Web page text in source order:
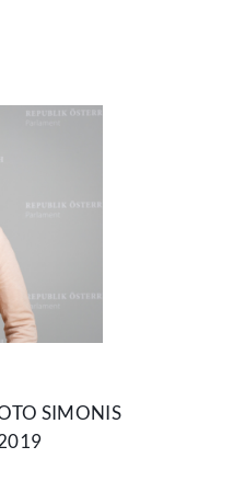
SIMONIS